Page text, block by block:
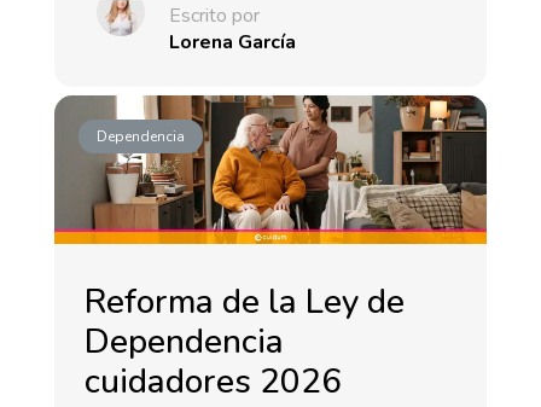
Escrito por
Lorena García
Dependencia
Reforma de la Ley de
Dependencia
cuidadores 2026